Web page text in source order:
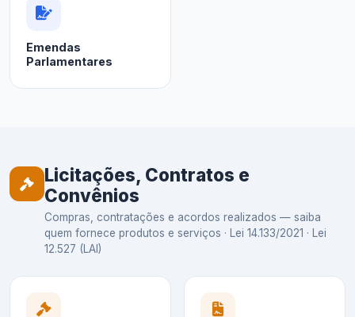
Emendas
Parlamentares
Licitações, Contratos e
Convênios
Compras, contratações e acordos realizados — saiba
quem fornece produtos e serviços · Lei 14.133/2021 · Lei
12.527 (LAI)